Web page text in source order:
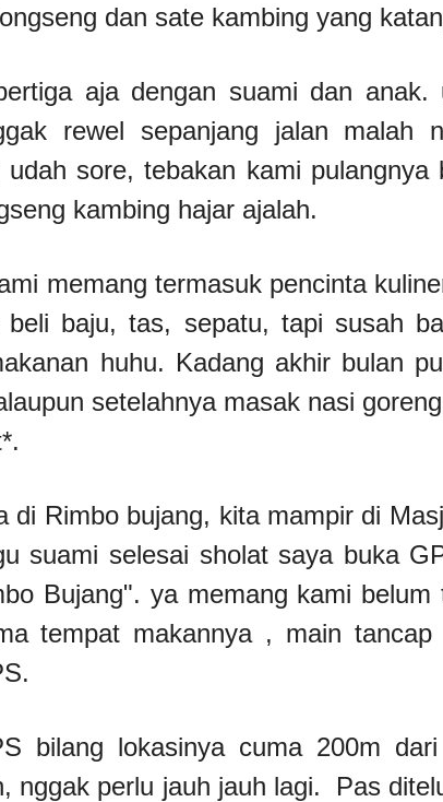
dan sate kambing yang
aja dengan suami dan anak.
rewel sepanjang jalan malah
udah sore, tebakan kami pulangnya
kambing hajar ajalah.
memang termasuk pencinta
beli baju, tas, sepatu, tapi susah
huhu. Kadang akhir bulan
setelahnya masak nasi
di Rimbo bujang, kita mampir di
suami selesai sholat saya buka
Bujang". ya memang kami
tempat makannya , main
bilang lokasinya cuma 200m
nggak perlu jauh jauh lagi. Pas